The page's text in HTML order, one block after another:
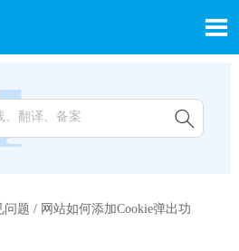


问题 / 网站如何添加Cookie弹出功